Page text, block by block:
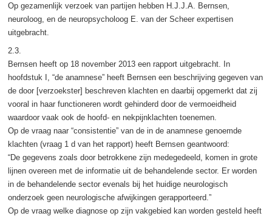
Op gezamenlijk verzoek van partijen hebben H.J.J.A. Bernsen,
neuroloog, en de neuropsycholoog E. van der Scheer expertisen
uitgebracht.
2.3.
Bernsen heeft op 18 november 2013 een rapport uitgebracht. In
hoofdstuk I, “de anamnese” heeft Bernsen een beschrijving gegeven van
de door [verzoekster] beschreven klachten en daarbij opgemerkt dat zij
vooral in haar functioneren wordt gehinderd door de vermoeidheid
waardoor vaak ook de hoofd- en nekpijnklachten toenemen.
Op de vraag naar “consistentie” van de in de anamnese genoemde
klachten (vraag 1 d van het rapport) heeft Bernsen geantwoord:
“De gegevens zoals door betrokkene zijn medegedeeld, komen in grote
lijnen overeen met de informatie uit de behandelende sector. Er worden
in de behandelende sector evenals bij het huidige neurologisch
onderzoek geen neurologische afwijkingen gerapporteerd.”
Op de vraag welke diagnose op zijn vakgebied kan worden gesteld heeft